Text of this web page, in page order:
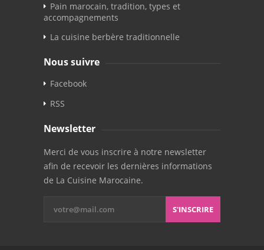
Pain marocain, tradition, types et
accompagnements
La cuisine berbère traditionnelle
Nous suivre
Facebook
RSS
Newsletter
Merci de vous inscrire à notre newsletter
afin de recevoir les dernières informations
de La Cuisine Marocaine.
S'INSCRIRE